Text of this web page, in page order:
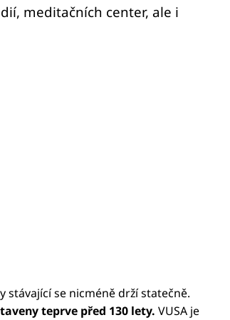
meditačních center, ale i
stávající se nicméně drží statečně.
teprve před 130 lety. VUSA je